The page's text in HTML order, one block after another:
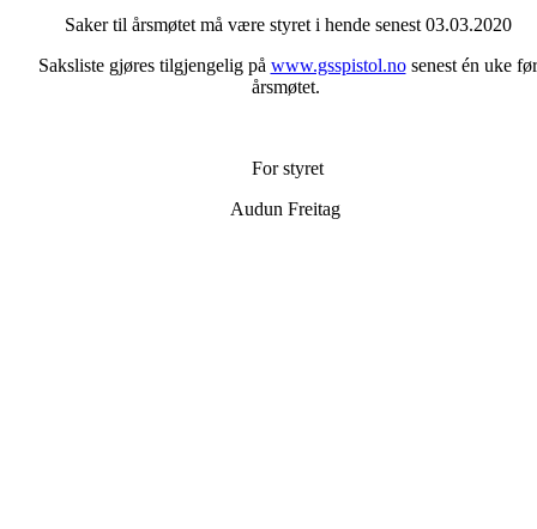
Saker til årsmøtet må være styret i hende senest 03.03.2020
Saksliste gjøres tilgjengelig på www.gsspistol.nosenest én uke før
årsmøtet.
For styret
Audun Freitag